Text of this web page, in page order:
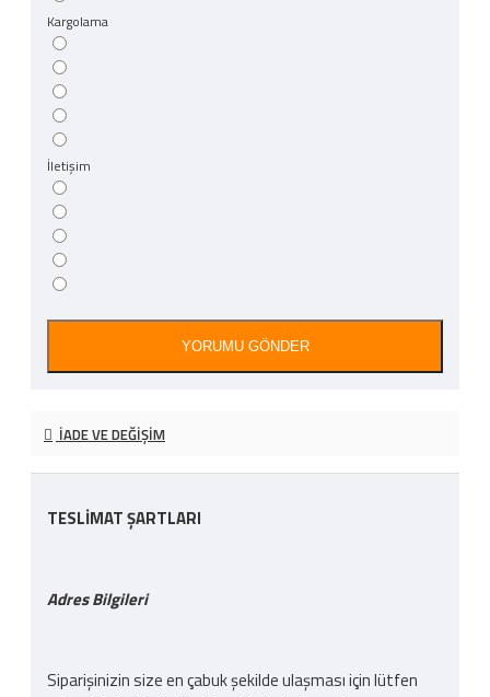
Kargolama
İletişim
YORUMU GÖNDER
İADE VE DEĞIŞIM
TESLİMAT ŞARTLARI
Adres Bilgileri
Siparişinizin size en çabuk şekilde ulaşması için lütfen